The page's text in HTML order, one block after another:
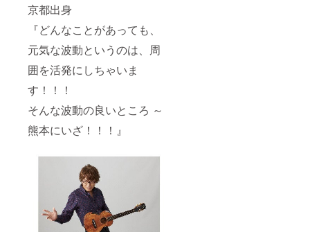
京都出身
『どんなことがあっても、
元気な波動というのは、周
囲を活発にしちゃいま
す！！！
そんな波動の良いところ ～
熊本にいざ！！！』